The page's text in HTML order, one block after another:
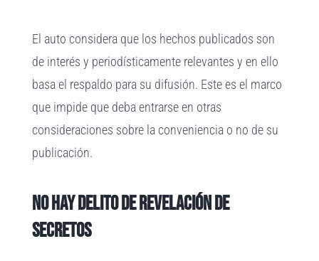
El auto considera que los hechos publicados son
de interés y periodísticamente relevantes y en ello
basa el respaldo para su difusión. Este es el marco
que impide que deba entrarse en otras
consideraciones sobre la conveniencia o no de su
publicación.
No hay delito de revelación de
secretos